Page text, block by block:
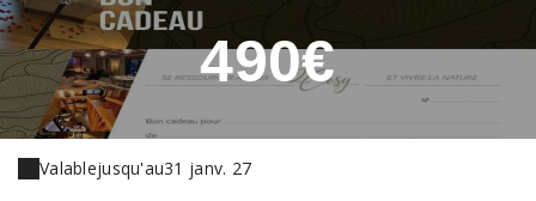
490€
Valablejusqu'au31 janv. 27